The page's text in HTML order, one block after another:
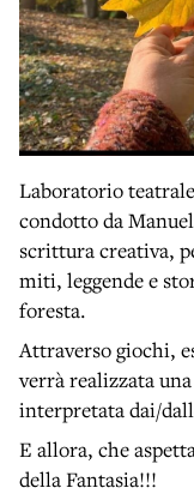
Laboratorio
condotto da
scrittura creativa,
miti, leggende e
foresta.
Attraverso giochi,
verrà realizzata
interpretata dai/
E allora, che
della Fantasia!!!